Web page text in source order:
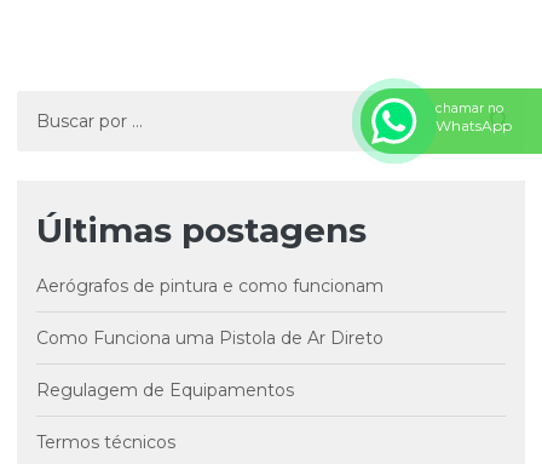
Últimas postagens
Aerógrafos de pintura e como funcionam
Como Funciona uma Pistola de Ar Direto
Regulagem de Equipamentos
Termos técnicos
chamar no
WhatsApp